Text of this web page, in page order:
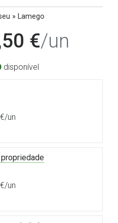
» Lamego
€/un
disponível
un
propriedade
un